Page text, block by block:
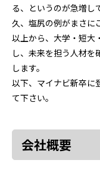
る、というのが急増し
久、塩尻の例がまさに
以上から、大学・短大
し、未来を担う人材
します。
以下、マイナビ新卒に
て下さい。
会社概要